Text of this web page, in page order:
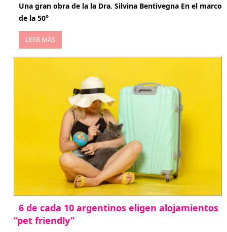
Una gran obra de la la Dra. Silvina Bentivegna En el marco
de la 50°
LEER MÁS
6 de cada 10 argentinos eligen alojamientos
“pet friendly”